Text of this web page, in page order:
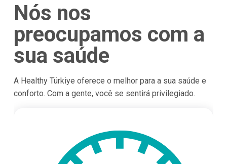
Nós nos
preocupamos com a
sua saúde
A Healthy Türkiye oferece o melhor para a sua saúde e
conforto. Com a gente, você se sentirá privilegiado.